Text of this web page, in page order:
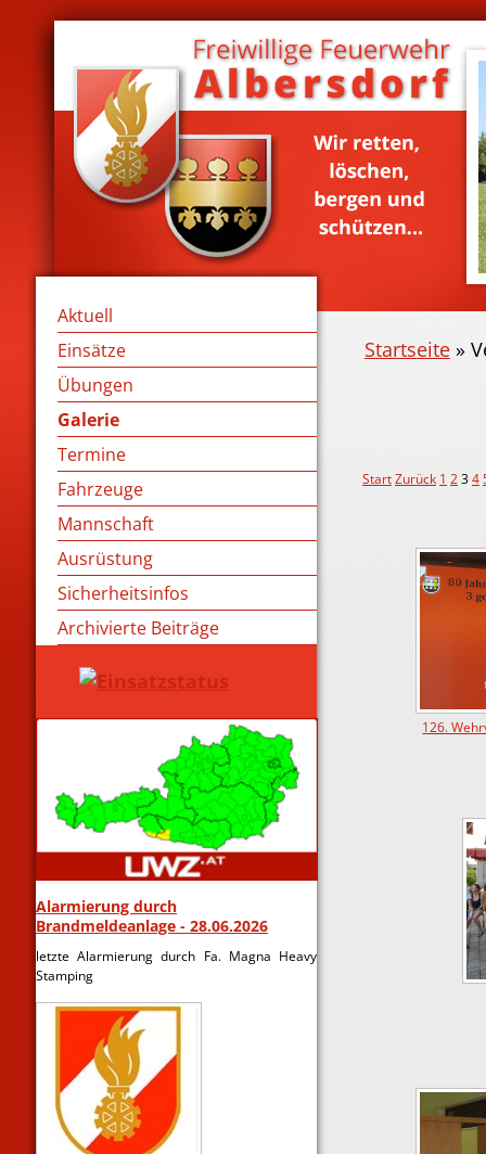
Aktuell
Einsätze
Übungen
Galerie
Termine
Fahrzeuge
Mannschaft
Ausrüstung
Sicherheitsinfos
Archivierte Beiträge
Alarmierung durch
Brandmeldeanlage - 28.06.2026
letzte Alarmierung durch Fa. Magna Heavy
Stamping
Startseite »
StartZurück 1 234
126.